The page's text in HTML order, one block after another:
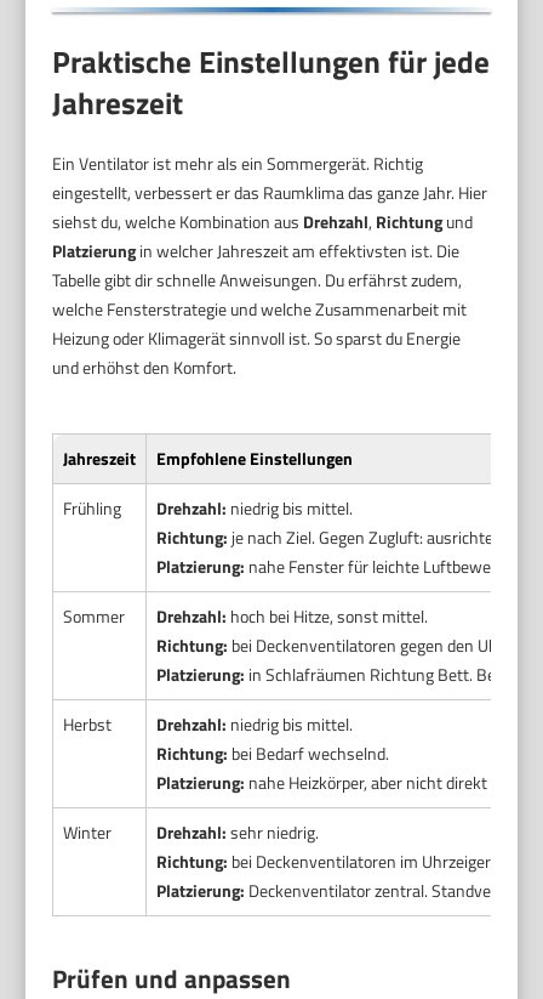
Praktische Einstellungen für jede
Jahreszeit
Ein Ventilator ist mehr als ein Sommergerät. Richtig
eingestellt, verbessert er das Raumklima das ganze Jahr. Hier
siehst du, welche Kombination aus Drehzahl, Richtungund
Platzierungin welcher Jahreszeit am effektivsten ist. Die
Tabelle gibt dir schnelle Anweisungen. Du erfährst zudem,
welche Fensterstrategie und welche Zusammenarbeit mit
Heizung oder Klimagerät sinnvoll ist. So sparst du Energie
und erhöhst den Komfort.
Jahreszeit
Empfohlene Einstellungen
Frühling
Drehzahl: niedrig bis mittel.
Richtung: je nach Ziel. Gegen Zugluft: ausrichten,
Platzierung: nahe Fenster für leichte Luftbewegung.
Sommer
Drehzahl: hoch bei Hitze, sonst mittel.
Richtung: bei Deckenventilatoren gegen den
Platzierung: in Schlafräumen Richtung Bett. Bei
Herbst
Drehzahl: niedrig bis mittel.
Richtung: bei Bedarf wechselnd.
Platzierung: nahe Heizkörper, aber nicht direkt
Winter
Drehzahl:sehr niedrig.
Richtung: bei Deckenventilatoren im Uhrzeigersinn
Platzierung: Deckenventilator zentral.
Prüfen und anpassen